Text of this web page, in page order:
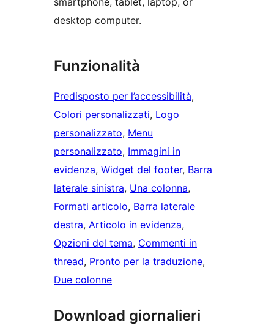
desktop computer.
Funzionalità
Predisposto per l’accessibilità
Colori personalizzati, Logo
personalizzato, Menu
personalizzato, Immagini in
evidenza, Widget del footer, Barra
laterale sinistra, Una colonna
Formati articolo, Barra laterale
destra, Articolo in evidenza
Opzioni del tema, Commenti in
thread, Pronto per la traduzione
Due colonne
Download giornalieri